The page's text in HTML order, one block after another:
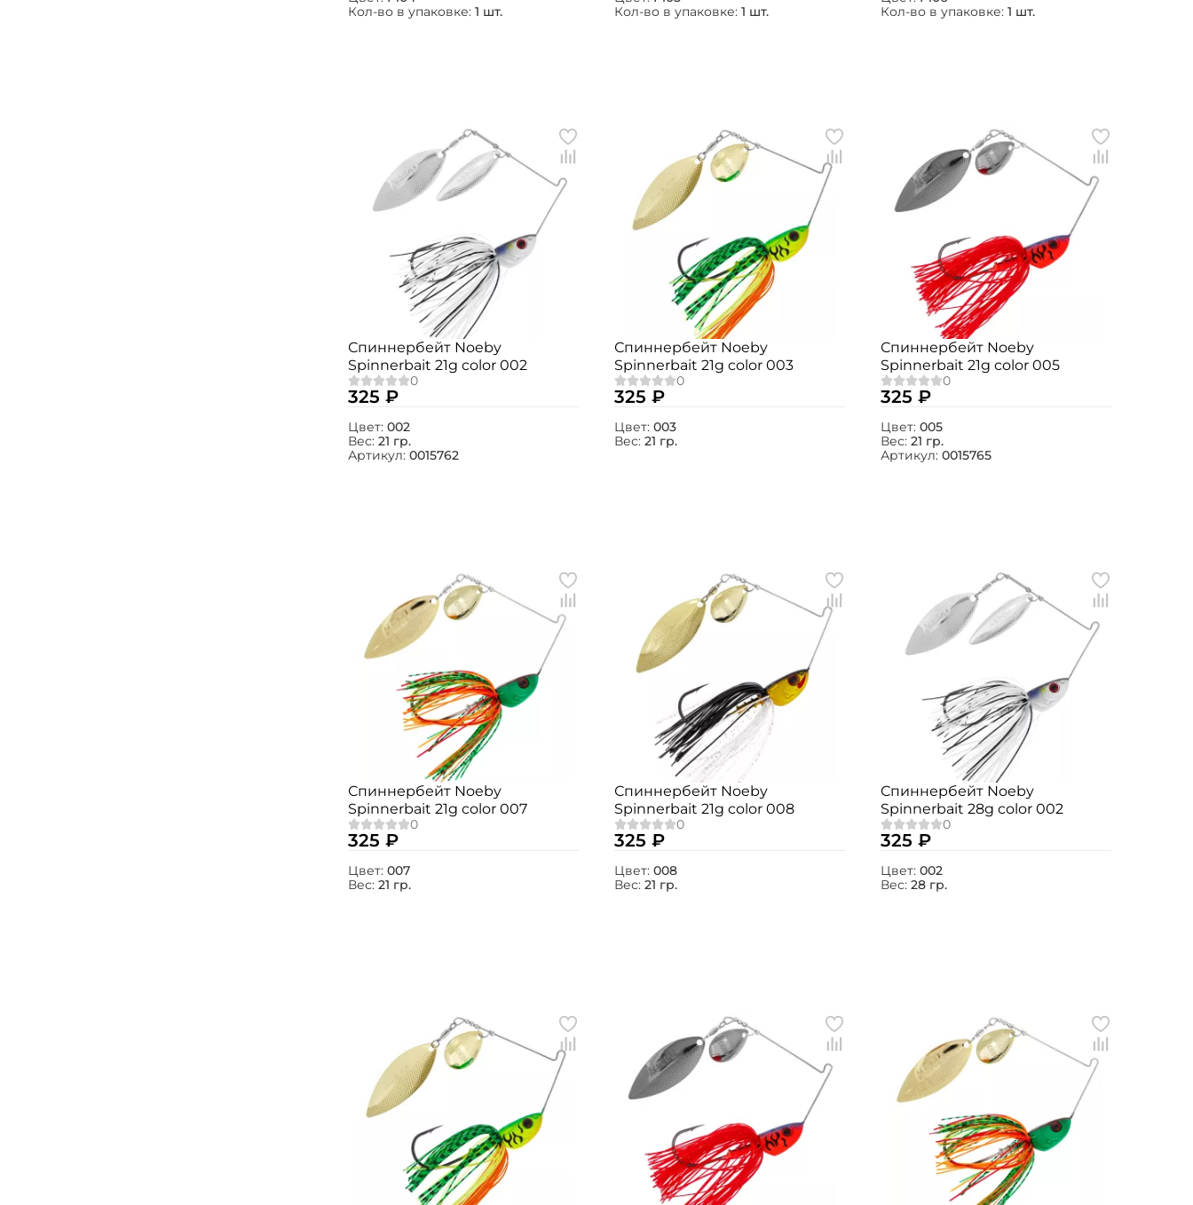
Кол-во в упаковке: 1 шт.
Кол-во в упаковке: 1 шт.
Кол-во в упаковке: 1 шт.
Спиннербейт Noeby
Spinnerbait 21g color 002
325 ₽
Цвет: 002
Вес: 21 гр.
Артикул: 0015762
Спиннербейт Noeby
Spinnerbait 21g color 003
325 ₽
Цвет: 003
Вес: 21 гр.
Спиннербейт Noeby
Spinnerbait 21g color 005
325 ₽
Цвет: 005
Вес: 21 гр.
Артикул: 0015765
Спиннербейт Noeby
Spinnerbait 21g color 007
325 ₽
Цвет: 007
Вес: 21 гр.
Спиннербейт Noeby
Spinnerbait 21g color 008
325 ₽
Цвет: 008
Вес: 21 гр.
Спиннербейт Noeby
Spinnerbait 28g color 002
325 ₽
Цвет: 002
Вес: 28 гр.
Повторите пароль: *
Заполняя данную форму вы соглашаетесь на
обработку
персональных данных
Создать аккаунт
У меня уже есть аккаунт